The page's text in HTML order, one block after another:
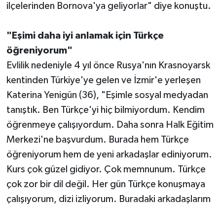
ilçelerinden Bornova'ya geliyorlar" diye konuştu.
"Eşimi daha iyi anlamak için Türkçe
öğreniyorum"
Evlilik nedeniyle 4 yıl önce Rusya'nın Krasnoyarsk
kentinden Türkiye'ye gelen ve İzmir'e yerleşen
Katerina Yenigün (36), "Eşimle sosyal medyadan
tanıştık. Ben Türkçe'yi hiç bilmiyordum. Kendim
öğrenmeye çalışıyordum. Daha sonra Halk Eğitim
Merkezi'ne başvurdum. Burada hem Türkçe
öğreniyorum hem de yeni arkadaşlar ediniyorum.
Kurs çok güzel gidiyor. Çok memnunum. Türkçe
çok zor bir dil değil. Her gün Türkçe konuşmaya
çalışıyorum, dizi izliyorum. Buradaki arkadaşlarım